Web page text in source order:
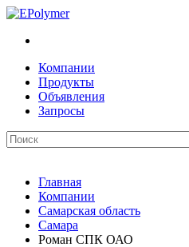
Компании
Продукты
Объявления
Запросы
Главная
Компании
Самарская область
Самара
Роман СПК ОАО